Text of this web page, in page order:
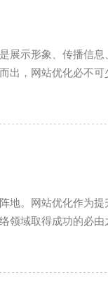
展示形象、传播信
出，网站优化必不
地。网站优化作为
领域取得成功的必由